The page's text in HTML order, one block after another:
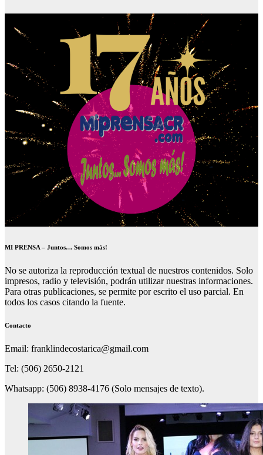
MI PRENSA – Juntos… Somos más!
No se autoriza la reproducción textual de nuestros contenidos. Solo
impresos, radio y televisión, podrán utilizar nuestras informaciones.
Para otras publicaciones, se permite por escrito el uso parcial. En
todos los casos citando la fuente.
Contacto
Email: franklindecostarica@gmail.com
Tel: (506) 2650-2121
Whatsapp: (506) 8938-4176 (Solo mensajes de texto).